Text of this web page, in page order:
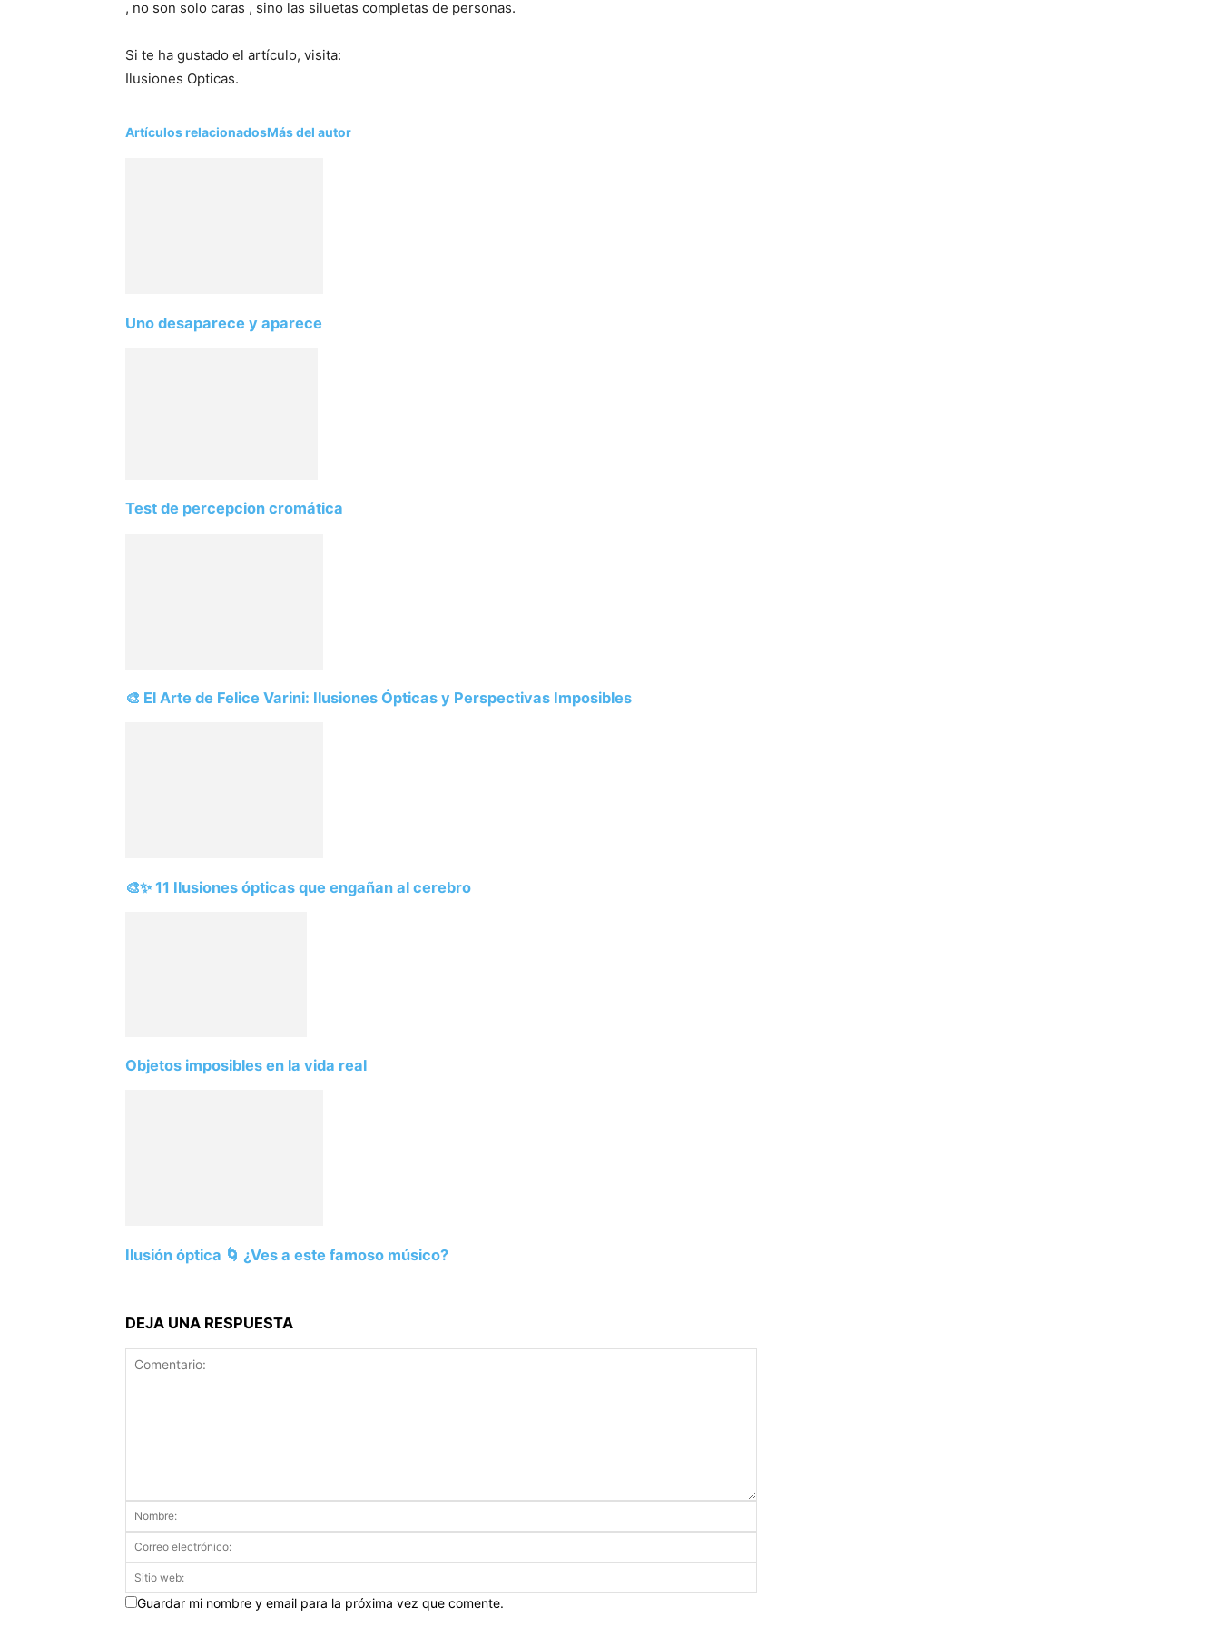
, no son solo caras , sino las siluetas completas de personas.
Si te ha gustado el artículo, visita:
Ilusiones Opticas.
Artículos relacionadosMás del autor
Uno desaparece y aparece
Test de percepcion cromática
🎨 El Arte de Felice Varini: Ilusiones Ópticas y Perspectivas Imposibles
🎨✨ 11 Ilusiones ópticas que engañan al cerebro
Objetos imposibles en la vida real
Ilusión óptica 🌀 ¿Ves a este famoso músico?
DEJA UNA RESPUESTA
Guardar mi nombre y email para la próxima vez que comente.